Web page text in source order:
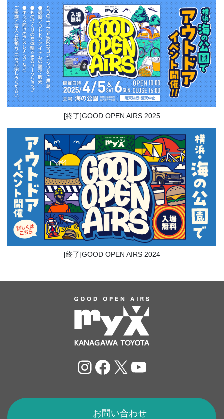
[終了]GOOD OPEN AIRS 2025
[終了]GOOD OPEN AIRS 2024
Instagram
Facebook
X YouTube
お問い合わせ